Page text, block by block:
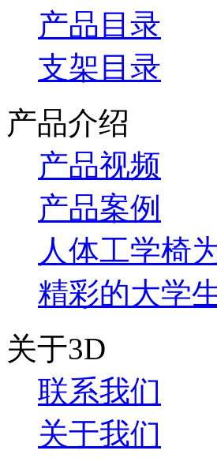
产品目录
支架目录
产品介绍
产品视频
产品案例
人体工学椅
精彩的大学
关于3D
联系我们
关于我们